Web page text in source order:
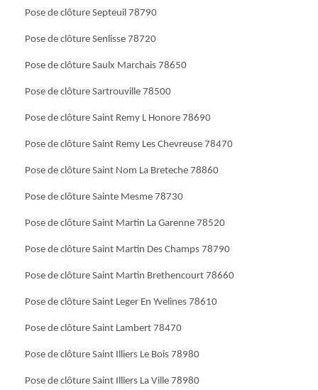
Pose de clôture Septeuil 78790
Pose de clôture Senlisse 78720
Pose de clôture Saulx Marchais 78650
Pose de clôture Sartrouville 78500
Pose de clôture Saint Remy L Honore 78690
Pose de clôture Saint Remy Les Chevreuse 78470
Pose de clôture Saint Nom La Breteche 78860
Pose de clôture Sainte Mesme 78730
Pose de clôture Saint Martin La Garenne 78520
Pose de clôture Saint Martin Des Champs 78790
Pose de clôture Saint Martin Brethencourt 78660
Pose de clôture Saint Leger En Yvelines 78610
Pose de clôture Saint Lambert 78470
Pose de clôture Saint Illiers Le Bois 78980
Pose de clôture Saint Illiers La Ville 78980